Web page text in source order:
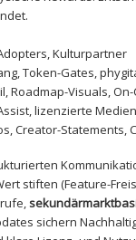
Kulturpartner
Token-Gates,⁣
Roadmap-Visuals,
lizenzierte
Creator-Statements,
stiften (Feature-
⁣sichern